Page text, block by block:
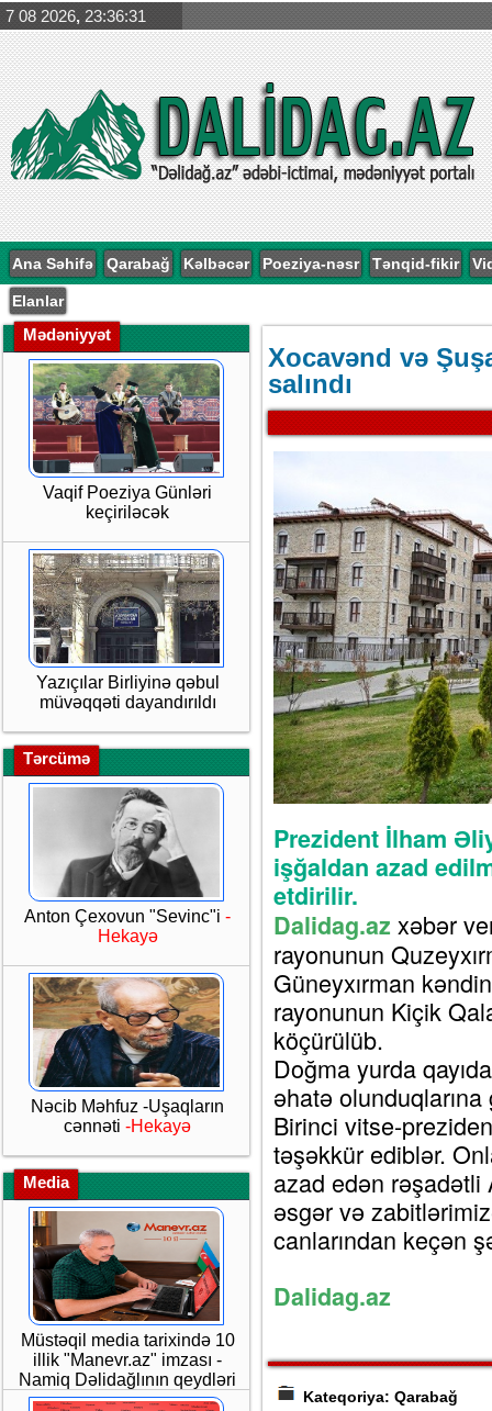
7 08 2026, 23:36:31
Ana Səhifə Qarabağ Kəlbəcər Poeziya-nəsr Tənqid-fikir
Elanlar
Mədəniyyət
Vaqif Poeziya Günləri
keçiriləcək
Yazıçılar Birliyinə qəbul
müvəqqəti dayandırıldı
Tərcümə
Anton Çexovun "Sevinc"i -
Hekayə
Nəcib Məhfuz -Uşaqların
cənnəti -Hekayə
Media
Müstəqil media tarixində 10
illik "Manevr.az" imzası -
Namiq Dəlidağlının qeydləri
Xocavənd və
salındı
Prezident İlham
işğaldan azad
etdirilir.
Dalidag.az xəbər
rayonunun
Güneyxırman
rayonunun Kiçik
köçürülüb.
Doğma yurda
əhatə
Birinci vitse-
təşəkkür ediblər.
azad edən rəşadətli
əsgər və
canlarından keçən
Dalidag.az
Kateqoriya: Qarabağ